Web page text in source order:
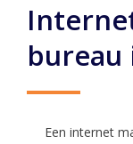
bureau
Een internet